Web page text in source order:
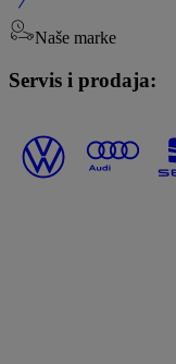
Naše marke
Servis i prodaja: